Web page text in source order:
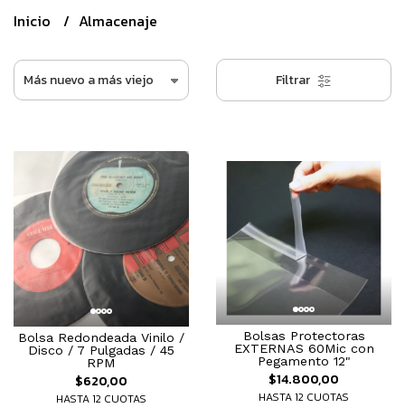
Inicio Almacenaje
Filtrar
Bolsa Redondeada Vinilo /
Disco / 7 Pulgadas / 45
RPM
$620,00
HASTA 12 CUOTAS
Bolsas Protectoras
EXTERNAS 60Mic con
Pegamento 12"
$14.800,00
HASTA 12 CUOTAS